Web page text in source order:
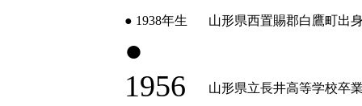
● 1938年生 山形県西置賜郡白鷹町出
●
1956
山形県立長井高等学校卒